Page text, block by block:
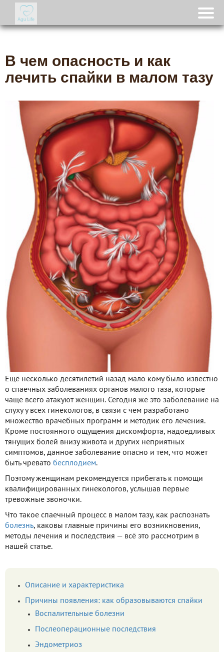
В чем опасность и как
лечить спайки в малом тазу
Ещё несколько десятилетий назад мало кому было известно
о спаечных заболеваниях органов малого таза, которые
чаще всего атакуют женщин. Сегодня же это заболевание на
слуху у всех гинекологов, в связи с чем разработано
множество врачебных программ и методик его лечения.
Кроме постоянного ощущения дискомфорта, надоедливых
тянущих болей внизу живота и других неприятных
симптомов, данное заболевание опасно и тем, что может
быть чревато бесплодием.
Поэтому женщинам рекомендуется прибегать к помощи
квалифицированных гинекологов, услышав первые
тревожные звоночки.
Что такое спаечный процесс в малом тазу, как распознать
болезнь, каковы главные причины его возникновения,
методы лечения и последствия — всё это рассмотрим в
нашей статье.
Описание и характеристика
Причины появления: как образовываются спайки
Воспалительные болезни
Послеоперационные последствия
Эндометриоз